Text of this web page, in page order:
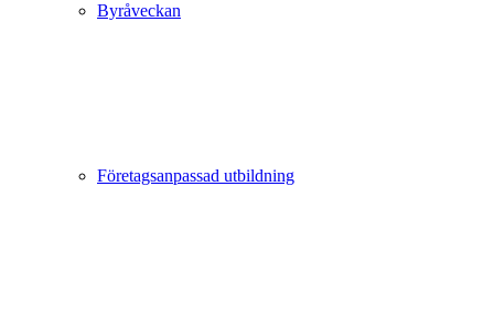
Byråveckan
Företagsanpassad utbildning